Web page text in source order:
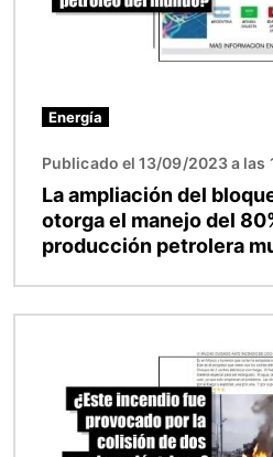
Energía
Publicado el 13/09/2023 a las
La ampliación del
otorga el manejo del
producción petrolera